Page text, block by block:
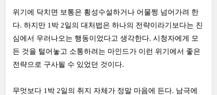
위기에 닥치면 보통은 횡성수설하거나 어물쩡 넘어가려 한
다. 하지만 1박 2일의 대처법은 하나의 전략이라기보다는 진
심에서 우러나오는 행동이었다고 생각한다. 시청자에게 모
든 것을 털어놓고 소통하려는 마인드가 이런 위기에서 좋은
전략으로 구사될 수 있었던 것이다.
무엇보다 1박 2일의 취지 자체가 정말 마음에 든다. 남극에